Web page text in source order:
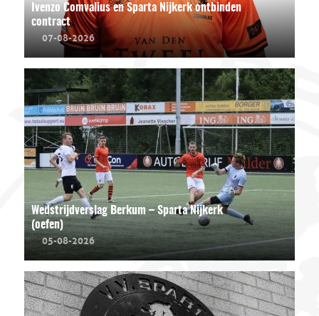
Ivenzo Comvalius en Sparta Nijkerk ontbinden
contract
07-08-2026
Wedstrijdverslag Berkum – Sparta Nijkerk
(oefen)
05-08-2026